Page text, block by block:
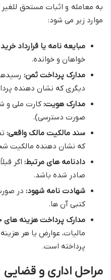
به معامله و اثبات مستحق
موارد زیر می شود:
مبایعه نامه یا قرارداد
خواهان و خوانده.
مدارک پرداخت ثمن:
دیگری که نشان دهنده
مدارک هویت: کارت ملی و
صورت دسترسی).
سند مالکیت مالک واقعی:
که نشان دهنده مالکیت
دادنامه های مرتبط: اگر
صادر شده باشد.
شهادت نامه شهود: در
کتبی آن ها.
مدارک پرداخت هزینه های
مالیات، عوارض یا هر
پرداخته است.
مراحل اداری و قضایی